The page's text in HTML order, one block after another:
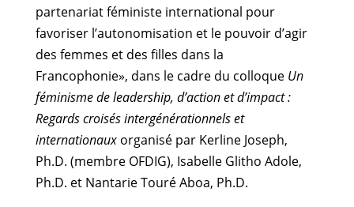
partenariat féministe international pour
favoriser l’autonomisation et le pouvoir d’agir
des femmes et des filles dans la
Francophonie», dans le cadre du colloque Un
féminisme de leadership, d’action et d’impact :
Regards croisés intergénérationnels et
internationauxorganisé par Kerline Joseph,
Ph.D. (membre OFDIG), Isabelle Glitho Adole,
Ph.D. et Nantarie Touré Aboa, Ph.D.